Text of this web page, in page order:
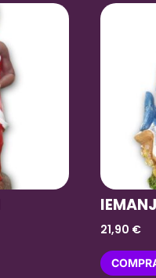
21,90 €